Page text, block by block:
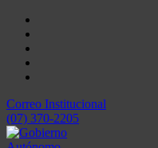
Skip
content
Correo Institucional
(07) 370-2205